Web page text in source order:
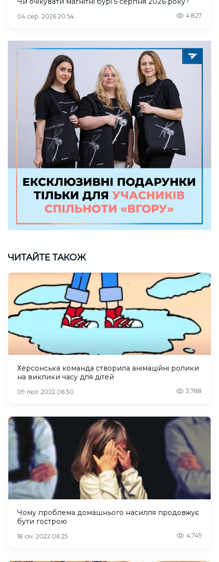
04 сер. 2026 20:54 4,827
ЧИТАЙТЕ ТАКОЖ
Херсонська команда створила анімаційні ролики
на виклики часу для дітей
09 лют. 2022 06:30 3,788
Чому проблема домашнього насилля продовжує
бути гострою
18 січ. 2022 06:25 4,749